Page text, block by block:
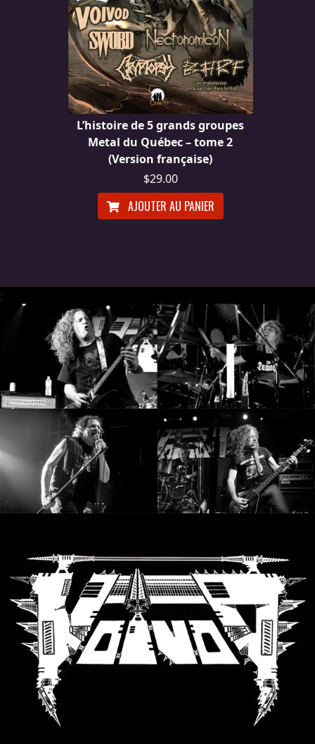
L’histoire de 5 grands groupes
Metal du Québec – tome 2
(Version française)
$29.00
AJOUTER AU PANIER
;